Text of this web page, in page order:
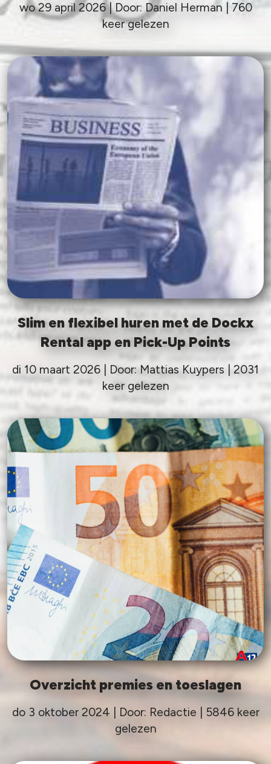
wo 29 april 2026 | Door: Daniel Herman | 760
keer gelezen
Slim en flexibel huren met de Dockx
Rental app en Pick-Up Points
di 10 maart 2026 | Door: Mattias Kuypers | 2031
keer gelezen
Overzicht premies en toeslagen
do 3 oktober 2024 | Door: Redactie | 5846 keer
gelezen